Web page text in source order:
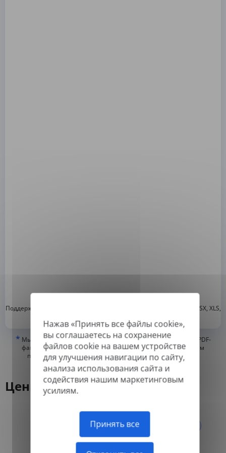
Нажав «Принять все файлы cookie»,
вы соглашаетесь на сохранение
файлов cookie на вашем устройстве
для улучшения навигации по сайту,
анализа использования сайта и
содействия нашим маркетинговым
усилиям.
Принять все
Поддерживаемые форматы: DOC, DOCX, ODT, PDF , CSV, PPTX, XLSX, XLS,
* Мы можем переводить только «истинные» или цифровые PDF-
файлы, а также файлы с возможностью поиска, но не можем
переводить PDF-файлы, состоящие из изображений, или
отсканированные PDF.
Цены
Ежемесячно Ежегодно